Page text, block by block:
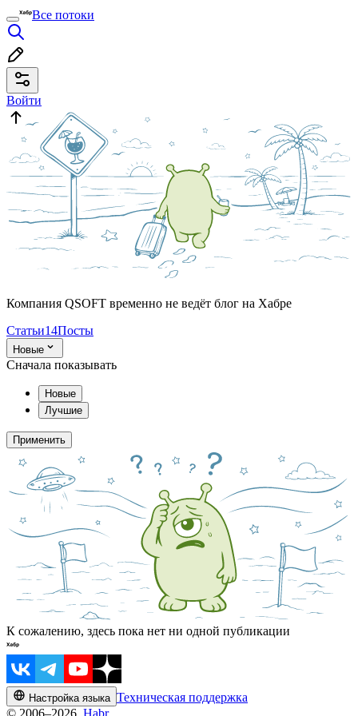
Все потоки
Войти
Компания QSOFT временно не ведёт блог на Хабре
Статьи14Посты
Новые
Сначала показывать
Новые
Лучшие
Применить
К сожалению, здесь пока нет ни одной публикации
Настройка языка Техническая поддержка
© 2006–2026, Habr